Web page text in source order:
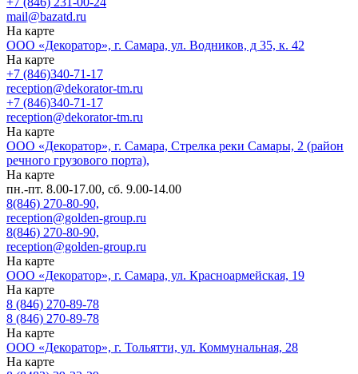
mail@bazatd.ru
На карте
ООО «Декоратор», г. Самара, ул. Водников, д 35, к. 42
На карте
+7 (846)340-71-17
reception@dekorator-tm.ru
+7 (846)340-71-17
reception@dekorator-tm.ru
На карте
ООО «Декоратор», г. Самара, Стрелка реки Самары, 2 (район
речного грузового порта),
На карте
пн.-пт. 8.00-17.00, сб. 9.00-14.00
8(846) 270-80-90,
reception@golden-group.ru
8(846) 270-80-90,
reception@golden-group.ru
На карте
ООО «Декоратор», г. Самара, ул. Красноармейская, 19
На карте
8 (846) 270-89-78
8 (846) 270-89-78
На карте
ООО «Декоратор», г. Тольятти, ул. Коммунальная, 28
На карте